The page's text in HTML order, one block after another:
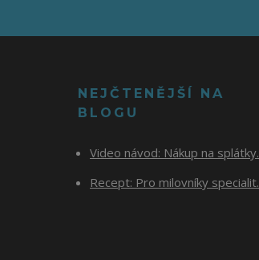
NEJČTENĚJŠÍ NA
BLOGU
Video návod: Nákup na splátky.
Recept: Pro milovníky specialit.